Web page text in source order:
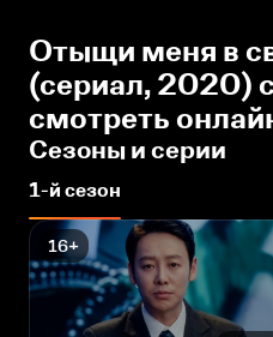
Отыщи меня в
(сериал, 2020)
смотреть
Сезоны и серии
1-й сезон
16+